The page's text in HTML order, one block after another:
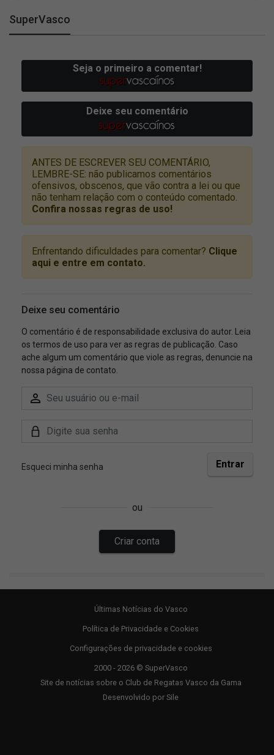
SuperVasco
Últimas Notícias do Vasco
Política de Privacidade e Cookies
Configurações de privacidade e cookies
2000 - 2026 © SuperVasco
Site de notícias sobre o Club de Regatas Vasco da Gama
Desenvolvido por Sile